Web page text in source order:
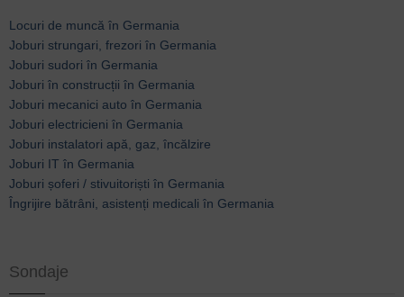
Locuri de muncă în Germania
Joburi strungari, frezori în Germania
Joburi sudori în Germania
Joburi în construcții în Germania
Joburi mecanici auto în Germania
Joburi electricieni în Germania
Joburi instalatori apă, gaz, încălzire
Joburi IT în Germania
Joburi șoferi / stivuitoriști în Germania
Îngrijire bătrâni, asistenți medicali în Germania
Sondaje